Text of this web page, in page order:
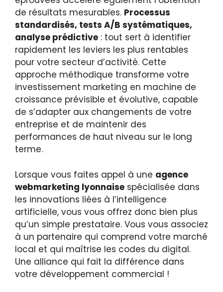
de résultats mesurables. Processus
standardisés, tests A/B systématiques,
analyse prédictive : tout sert à identifier
rapidement les leviers les plus rentables
pour votre secteur d’activité. Cette
approche méthodique transforme votre
investissement marketing en machine de
croissance prévisible et évolutive, capable
de s’adapter aux changements de votre
entreprise et de maintenir des
performances de haut niveau sur le long
terme.
Lorsque vous faites appel à une agence
webmarketing lyonnaise spécialisée dans
les innovations liées à l’intelligence
artificielle, vous vous offrez donc bien plus
qu’un simple prestataire. Vous vous associez
à un partenaire qui comprend votre marché
local et qui maîtrise les codes du digital.
Une alliance qui fait la différence dans
votre développement commercial !